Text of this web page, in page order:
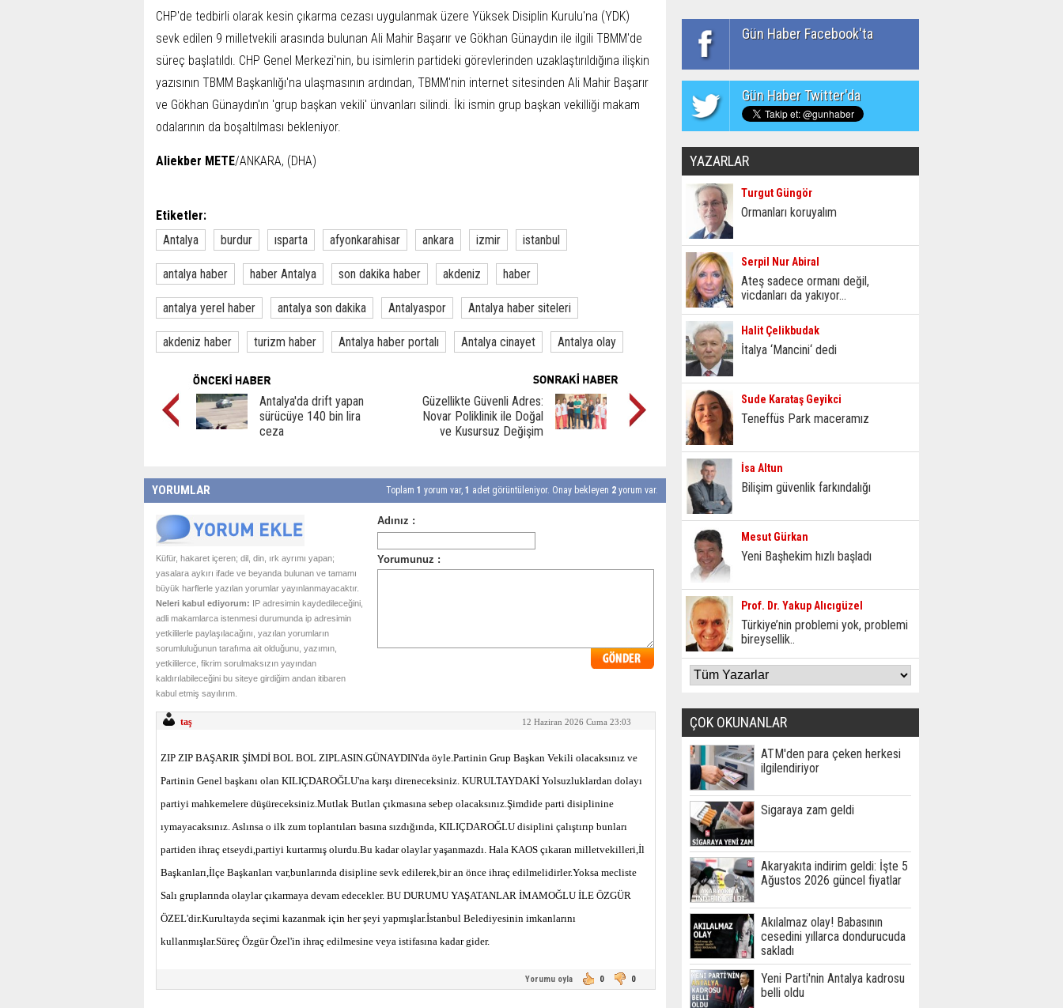
CHP'de tedbirli olarak kesin çıkarma cezası uygulanmak üzere Yüksek Disiplin Kurulu'na (YDK)
sevk edilen 9 milletvekili arasında bulunan Ali Mahir Başarır ve Gökhan Günaydın ile ilgili TBMM'de
süreç başlatıldı. CHP Genel Merkezi'nin, bu isimlerin partideki görevlerinden uzaklaştırıldığına ilişkin
yazısının TBMM Başkanlığı'na ulaşmasının ardından, TBMM'nin internet sitesinden Ali Mahir Başarır
ve Gökhan Günaydın'ın 'grup başkan vekili' ünvanları silindi. İki ismin grup başkan vekilliği makam
odalarının da boşaltılması bekleniyor.
Aliekber METE/ANKARA, (DHA)
Etiketler:
Antalya
burdur ısparta afyonkarahisar ankara izmir istanbul
antalya haber haber Antalya son dakika haber akdeniz haber
antalya yerel haber antalya son dakika Antalyaspor Antalya haber siteleri
akdeniz haber turizm haber Antalya haber portalı Antalya cinayet Antalya olay
Antalya'da drift yapan
sürücüye 140 bin lira
ceza
Güzellikte Güvenli Adres:
Novar Poliklinik ile Doğal
ve Kusursuz Değişim
YORUMLAR Toplam 1 yorum var, 1 adet görüntüleniyor. Onay bekleyen 2 yorum var.
Küfür, hakaret içeren; dil, din, ırk ayrımı yapan;
yasalara aykırı ifade ve beyanda bulunan ve tamamı
büyük harflerle yazılan yorumlar yayınlanmayacaktır.
Neleri kabul ediyorum: IP adresimin kaydedileceğini,
adli makamlarca istenmesi durumunda ip adresimin
yetkililerle paylaşılacağını, yazılan yorumların
sorumluluğunun tarafıma ait olduğunu, yazımın,
yetkililerce, fikrim sorulmaksızın yayından
kaldırılabileceğini bu siteye girdiğim andan itibaren
kabul etmiş sayılırım.
taş 12 Haziran 2026 Cuma 23:03
ZIP ZIP BAŞARIR ŞİMDİ BOL BOL ZIPLASIN.GÜNAYDIN'da öyle.Partinin Grup Başkan Vekili olacaksınız ve
Partinin Genel başkanı olan KILIÇDAROĞLU'na karşı direneceksiniz. KURULTAYDAKİ Yolsuzluklardan dolayı
partiyi mahkemelere düşüreceksiniz.Mutlak Butlan çıkmasına sebep olacaksınız.Şimdide parti disiplinine
ıymayacaksınız. Aslınsa o ilk zum toplantıları basına sızdığında, KILIÇDAROĞLU disiplini çalıştırıp bunları
partiden ihraç etseydi,partiyi kurtarmış olurdu.Bu kadar olaylar yaşanmazdı. Hala KAOS çıkaran milletvekilleri,İl
Başkanları,İlçe Başkanları var,bunlarında disipline sevk edilerek,bir an önce ihraç edilmelidirler.Yoksa mecliste
Salı gruplarında olaylar çıkarmaya devam edecekler. BU DURUMU YAŞATANLAR İMAMOĞLU İLE ÖZGÜR
ÖZEL'dir.Kurultayda seçimi kazanmak için her şeyi yapmışlar.İstanbul Belediyesinin imkanlarını
kullanmışlar.Süreç Özgür Özel'in ihraç edilmesine veya istifasına kadar gider.
Yorumu oyla 0 0
Gün Haber Facebook'ta
Gün Haber Twitter'da
YAZARLAR
Turgut Güngör
Ormanları koruyalım
Serpil Nur Abiral
Ateş sadece ormanı değil,
vicdanları da yakıyor...
Halit Çelikbudak
İtalya ‘Mancini‘ dedi
Sude Karataş Geyikci
Teneffüs Park maceramız
İsa Altun
Bilişim güvenlik farkındalığı
Mesut Gürkan
Yeni Başhekim hızlı başladı
Prof. Dr. Yakup Alıcıgüzel
Türkiye’nin problemi yok, problemi
bireysellik..
ÇOK OKUNANLAR
ATM'den para çeken herkesi
ilgilendiriyor
Sigaraya zam geldi
Akaryakıta indirim geldi: İşte 5
Ağustos 2026 güncel fiyatlar
Akılalmaz olay! Babasının
cesedini yıllarca dondurucuda
sakladı
Yeni Parti'nin Antalya kadrosu
belli oldu